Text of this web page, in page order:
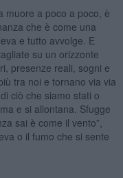
muore a poco a poco, è
che è come una
e tutto avvolge. E
su un orizzonte
presenze reali, sogni e
tra noi e tornano via via
ciò che siamo stati o
e si allontana. Sfugge
sai è come il vento”,
o il fumo che si sente